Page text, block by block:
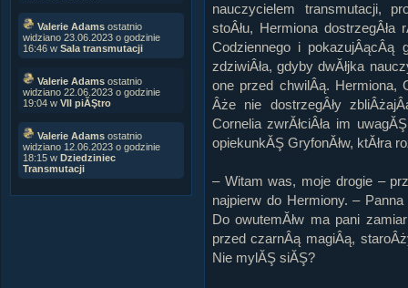
Valerie Adams ostatnio
widziano 23.06.2023 o godzinie
16:46 w Sala transmutacji
Valerie Adams ostatnio
widziano 22.06.2023 o godzinie
19:04 w VII piĂŞtro
Valerie Adams ostatnio
widziano 12.06.2023 o godzinie
18:15 w Dziedziniec
Transmutacji
nauczycielem transmutacji,
stoÂłu, Hermiona
Codziennego i pokazujÂącÂą
zdziwiÂła, gdyby dwĂłjka
one przed chwilÂą. Hermiona,
Âże nie dostrzegÂły
Cornelia zwrĂłciÂła im
opiekunkĂŞ GryfonĂłw, ktĂłra
– Witam was, moje drogie –
najpierw do Hermiony. –
Do owutemĂłw ma pani
przed czarnÂą magiÂą,
Nie mylĂŞ siĂŞ?